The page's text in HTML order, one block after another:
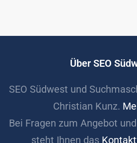
Über SEO
SEO Südwest und
Christian Kunz.
Bei Fragen zum Angebot
steht Ihnen das